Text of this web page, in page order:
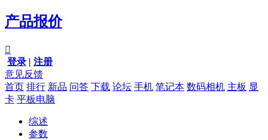
产品报价

登录 | 注册
意见反馈
首页 排行 新品 问答 下载 论坛 手机 笔记本 数码相机 主板 显
卡 平板电脑
综述
参数